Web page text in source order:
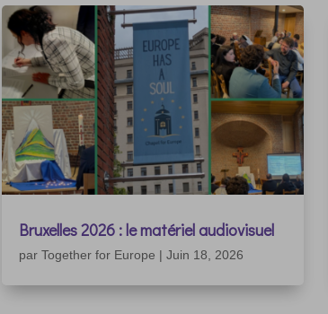
Bruxelles 2026 : le matériel audiovisuel
par Together for Europe | Juin 18, 2026